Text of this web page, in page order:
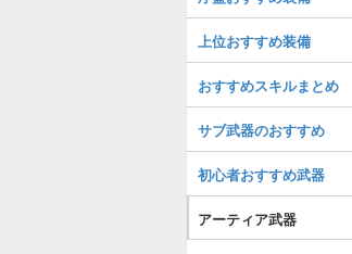
上位おすすめ装備
おすすめスキルまとめ
サブ武器のおすすめ
初心者おすすめ武器
アーティア武器